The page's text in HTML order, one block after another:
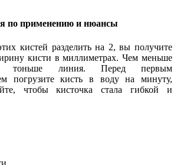
по применению и нюансы
кистей разделить на 2, вы получите
кисти в миллиметрах. Чем меньше
тоньше линия. Перед первым
погрузите кисть в воду на минуту,
чтобы кисточка стала гибкой и